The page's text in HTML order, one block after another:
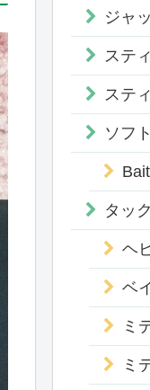
ジャ
ステ
ステ
ソフ
タッ
ヘ
ベ
ミ
ミ